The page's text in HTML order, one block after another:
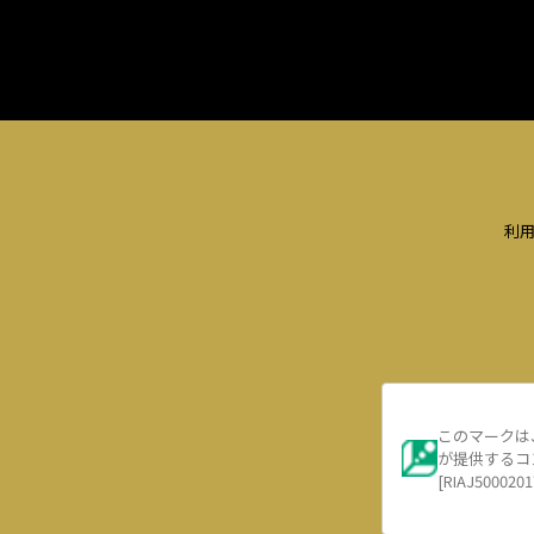
利
このマーク
が提供する